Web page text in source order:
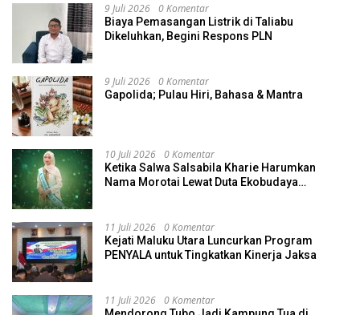
9 Juli 2026 0 Komentar
Biaya Pemasangan Listrik di Taliabu
Dikeluhkan, Begini Respons PLN
9 Juli 2026 0 Komentar
Gapolida; Pulau Hiri, Bahasa & Mantra
10 Juli 2026 0 Komentar
Ketika Salwa Salsabila Kharie Harumkan
Nama Morotai Lewat Duta Ekobudaya
11 Juli 2026 0 Komentar
Kejati Maluku Utara Luncurkan Program
PENYALA untuk Tingkatkan Kinerja Jaksa
11 Juli 2026 0 Komentar